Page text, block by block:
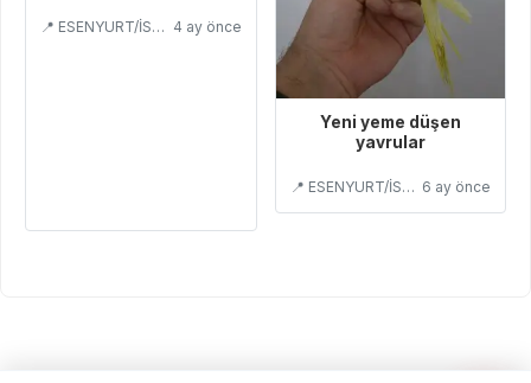
📍 ESENYURT/İSTANBUL 4 ay önce
Yeni yeme düşen
yavrular
📍 ESENYURT/İSTANBUL 6 ay önce